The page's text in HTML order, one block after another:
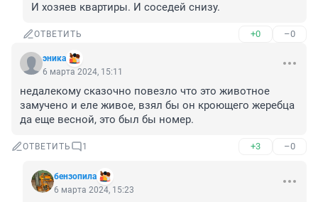
И хозяев квартиры. И соседей снизу.
ОТВЕТИТЬ +0 –0
эника
6 марта 2024, 15:11
недалекому сказочно повезло что это животное
замучено и еле живое, взял бы он кроющего жеребца
да еще весной, это был бы номер.
ОТВЕТИТЬ 1 +3 –0
бензопила
6 марта 2024, 15:23